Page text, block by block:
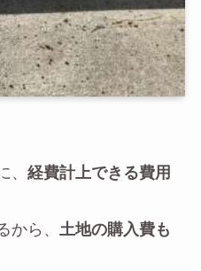
、 経費計上できる費用
から、
土地の購入費も